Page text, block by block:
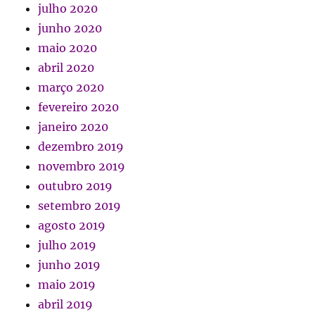
julho 2020
junho 2020
maio 2020
abril 2020
março 2020
fevereiro 2020
janeiro 2020
dezembro 2019
novembro 2019
outubro 2019
setembro 2019
agosto 2019
julho 2019
junho 2019
maio 2019
abril 2019